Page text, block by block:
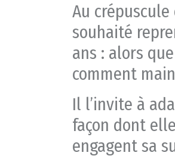
Au crépuscule
souhaité
ans : alors
comment
Il l’invite à
façon dont
engagent sa